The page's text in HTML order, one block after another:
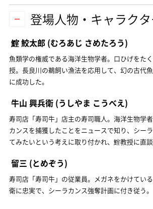
登場人物・キャラク
鰘 鮫太郎 (むろあじ さめたろう)
魚類学の権威である海洋生物学者。口ひげをた
授。長良川の鵜飼い漁法を応用して、幻の古代
に成功した。
牛山 興兵衛 (うしやま こうべえ)
寿司店「寿司牛」店主の寿司職人。海洋生物学
カンスを捕獲したことをニュースで知り、シー
てみたいという考えに取り付かれ、鰘教授に直談
留三 (とめぞう)
寿司店「寿司牛」の従業員。メガネをかけてい
衛に忠実で、シーラカンス強奪計画に付き従う。